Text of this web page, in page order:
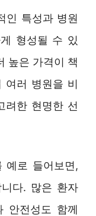
인 특성과 병원
형성될 수 있
높은 가격이 책
여러 병원을 비
려한 현명한 선
예로 들어보면,
다. 많은 환자
안전성도 함께